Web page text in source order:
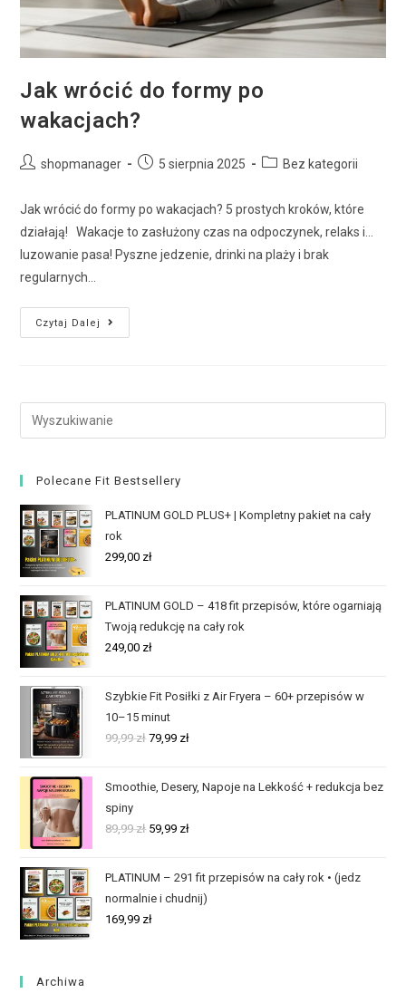
Jak wrócić do formy po
wakacjach?
shopmanager 5 sierpnia 2025 Bez kategorii
Jak wrócić do formy po wakacjach? 5 prostych kroków, które
działają! Wakacje to zasłużony czas na odpoczynek, relaks i…
luzowanie pasa! Pyszne jedzenie, drinki na plaży i brak
regularnych…
Czytaj Dalej
Polecane Fit Bestsellery
PLATINUM GOLD PLUS+ | Kompletny pakiet na cały
rok
299,00 zł
PLATINUM GOLD – 418 fit przepisów, które ogarniają
Twoją redukcję na cały rok
249,00 zł
Szybkie Fit Posiłki z Air Fryera – 60+ przepisów w
10–15 minut
99,99zł 79,99 zł
Smoothie, Desery, Napoje na Lekkość + redukcja bez
spiny
89,99zł 59,99 zł
PLATINUM – 291 fit przepisów na cały rok • (jedz
normalnie i chudnij)
169,99 zł
Archiwa